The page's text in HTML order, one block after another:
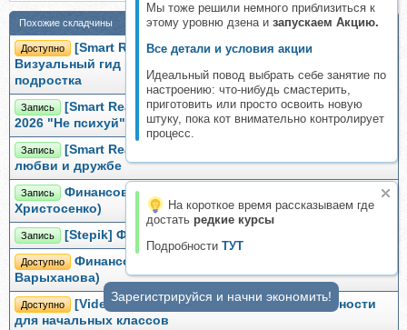
Мы тоже решили немного приблизиться к
этому уровню дзена и запускаем Акцию.
Все детали и условия акции
Идеальный повод выбрать себе занятие по
настроению: что-нибудь смастерить,
приготовить или просто освоить новую
штуку, пока кот внимательно контролирует
процесс.
На короткое время рассказываем где
достать редкие курсы
Подробности ТУТ
Похожие складчины
Доступно
[Smart Reading] Где взять деньги на мечту.
Визуальный гид по финансовой грамотности для
подростка
Запись
[Smart Reading] Умный календарь Smart Reading
2026 "Не психуй"
Запись
[Smart Reading] Отношения. Визуальный гид по
любви и дружбе
Запись
Финансовая грамотность. Тариф Вип (Михаил
Христосенко)
Запись [Stepik] Финансовая грамотность (Илья Иванов)
Доступно
Финансовая грамотность для детей (Юлия
Варыханова)
Доступно
[Videouroki] Основы финансовой грамотности
для начальных классов
Зарегистрируйся и начни экономить!